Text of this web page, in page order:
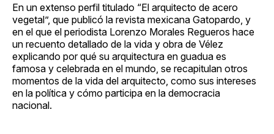
En un extenso perfil titulado “El arquitecto de acero
vegetal”, que publicó la revista mexicana Gatopardo, y
en el que el periodista Lorenzo Morales Regueros hace
un recuento detallado de la vida y obra de Vélez
explicando por qué su arquitectura en guadua es
famosa y celebrada en el mundo, se recapitulan otros
momentos de la vida del arquitecto, como sus intereses
en la política y cómo participa en la democracia
nacional.